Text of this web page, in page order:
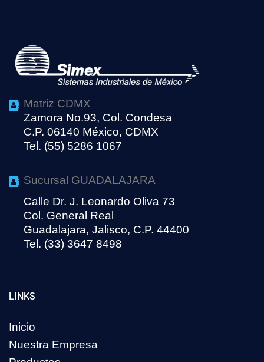
Matriz CDMX
Zamora No.93, Col. Condesa
C.P. 06140 México, CDMX
Tel. (55) 5286 1067
Sucursal GUADALAJARA
Calle Dr. J. Leonardo Oliva 73
Col. General Real
Guadalajara, Jalisco, C.P. 44400
Tel. (33) 3647 8498
LINKS
Inicio
Nuestra Empresa